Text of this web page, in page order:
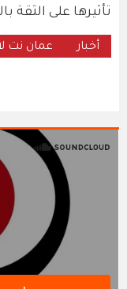
تأثيرها على
أخبار عمان نت